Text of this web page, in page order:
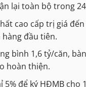
lại toàn bộ trong
cao cấp trị giá
hàng đầu tiên.
bình 1,6 tỷ/căn,
hoàn thiện.
5% để ký HĐMB cho